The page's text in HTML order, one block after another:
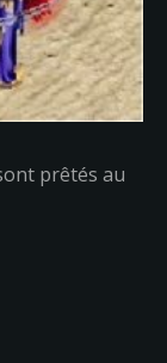
prêtés au